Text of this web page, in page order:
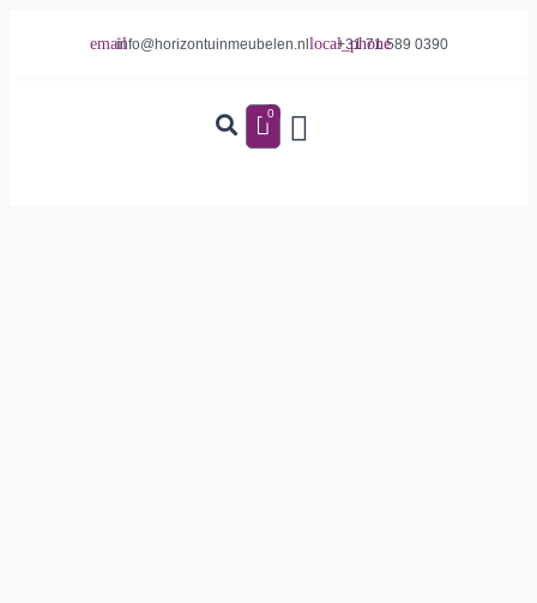
info@horizontuinmeubelen.nl +31 71 589 0390
0